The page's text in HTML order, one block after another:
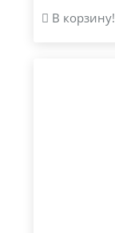
В корзину!